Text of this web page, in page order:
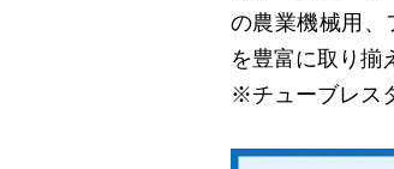
の農業機械用、
を豊富に取り揃
※チューブレス